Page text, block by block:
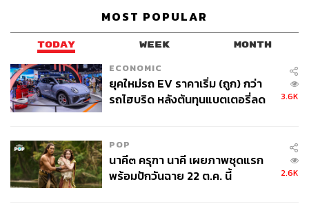
MOST POPULAR
TODAY WEEK MONTH
ECONOMIC
ยุคใหม่รถ EV ราคาเริ่ม (ถูก) กว่า
รถไฮบริด หลังต้นทุนแบตเตอรี่ลด
3.6K
POP
นาคี๓ ครุฑา นาคี เผยภาพชุดแรก
พร้อมปักวันฉาย 22 ต.ค. นี้
2.6K